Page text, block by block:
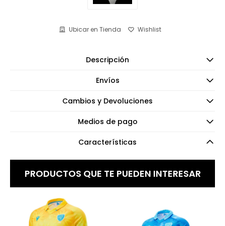
Ubicar en Tienda
Descripción
Envíos
Cambios y Devoluciones
Medios de pago
Características
PRODUCTOS QUE TE PUEDEN INTERESAR